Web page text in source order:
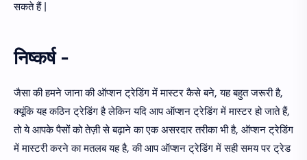
सकते हैं |
निष्कर्ष -
जैसा की हमने जाना की ऑप्शन ट्रेडिंग में मास्टर कैसे बने, यह बहुत जरूरी है,
क्यूंकि यह कठिन ट्रेडिंग है लेकिन यदि आप ऑप्शन ट्रेडिंग में मास्टर हो जाते हैं,
तो ये आपके पैसों को तेज़ी से बढ़ाने का एक असरदार तरीका भी है, ऑप्शन ट्रेडिंग
में मास्टरी करने का मतलब यह है, की आप ऑप्शन ट्रेडिंग में सही समय पर ट्रेड